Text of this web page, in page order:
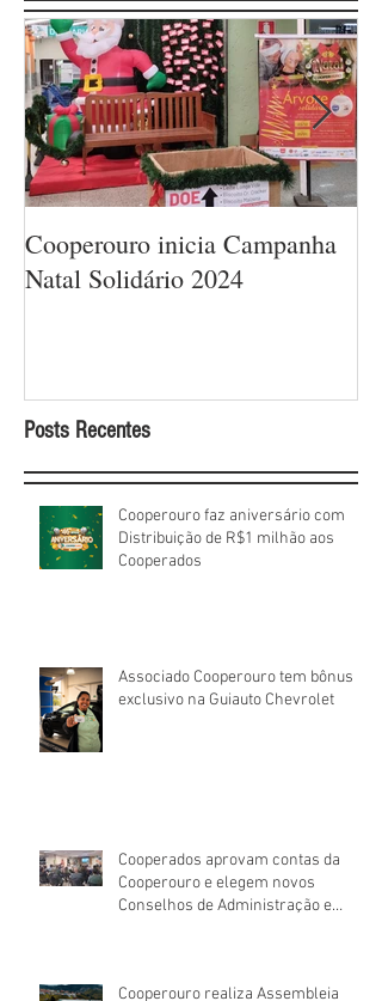
Cooperouro inicia Campanha
Natal Solidário 2024
Posts Recentes
Cooperouro faz aniversário com
Distribuição de R$1 milhão aos
Cooperados
Associado Cooperouro tem bônus
exclusivo na Guiauto Chevrolet
Cooperados aprovam contas da
Cooperouro e elegem novos
Conselhos de Administração e
Cooperouro realiza Assembleia